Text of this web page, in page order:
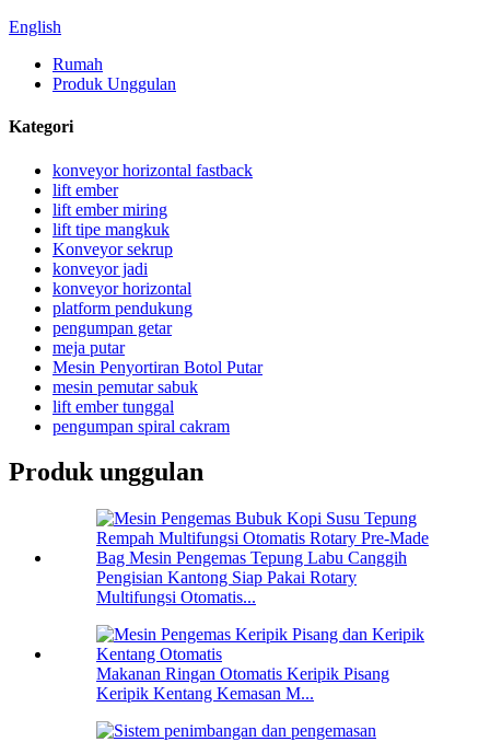
English
Rumah
Produk Unggulan
Kategori
konveyor horizontal fastback
lift ember
lift ember miring
lift tipe mangkuk
Konveyor sekrup
konveyor jadi
konveyor horizontal
platform pendukung
pengumpan getar
meja putar
Mesin Penyortiran Botol Putar
mesin pemutar sabuk
lift ember tunggal
pengumpan spiral cakram
Produk unggulan
Pengisian Kantong Siap Pakai Rotary
Multifungsi Otomatis...
Makanan Ringan Otomatis Keripik Pisang
Keripik Kentang Kemasan M...